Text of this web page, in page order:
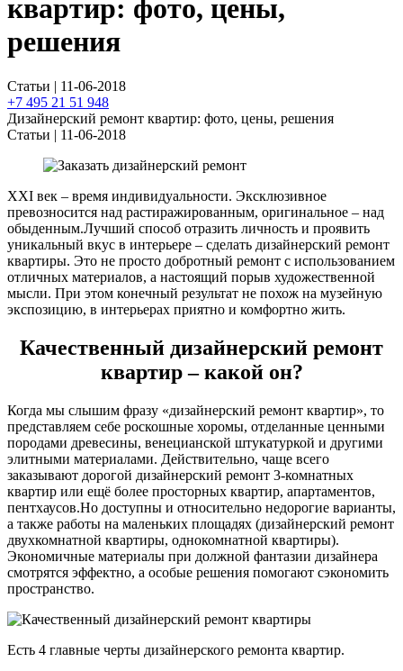
квартир: фото, цены,
решения
Статьи | 11-06-2018
+7 495 21 51 948
Дизайнерский ремонт квартир: фото, цены, решения
Статьи | 11-06-2018
XXI век – время индивидуальности. Эксклюзивное
превозносится над растиражированным, оригинальное – над
обыденным.Лучший способ отразить личность и проявить
уникальный вкус в интерьере – сделать дизайнерский ремонт
квартиры. Это не просто добротный ремонт с использованием
отличных материалов, а настоящий порыв художественной
мысли. При этом конечный результат не похож на музейную
экспозицию, в интерьерах приятно и комфортно жить.
Качественный дизайнерский ремонт
квартир – какой он?
Когда мы слышим фразу «дизайнерский ремонт квартир», то
представляем себе роскошные хоромы, отделанные ценными
породами древесины, венецианской штукатуркой и другими
элитными материалами. Действительно, чаще всего
заказывают дорогой дизайнерский ремонт 3-комнатных
квартир или ещё более просторных квартир, апартаментов,
пентхаусов.Но доступны и относительно недорогие варианты,
а также работы на маленьких площадях (дизайнерский ремонт
двухкомнатной квартиры, однокомнатной квартиры).
Экономичные материалы при должной фантазии дизайнера
смотрятся эффектно, а особые решения помогают сэкономить
пространство.
Есть 4 главные черты дизайнерского ремонта квартир.